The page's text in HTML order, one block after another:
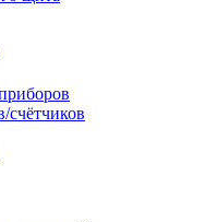
счётчиков